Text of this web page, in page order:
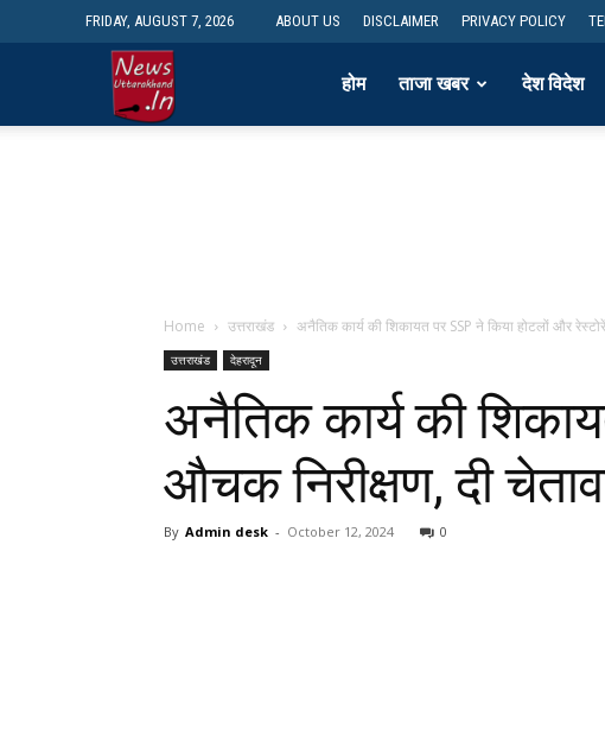
FRIDAY, AUGUST 7, 2026 ABOUT US DISCLAIMER PRIVACY POLICY
होम ताजा खबर देश विदेश
Home उत्तराखंड अनैतिक कार्य की शिकायत पर SSP ने किया होटलों और
उत्तराखंड देहरादून
अनैतिक कार्य की
औचक निरीक्षण, दी
By Admin desk - October 12, 2024 0